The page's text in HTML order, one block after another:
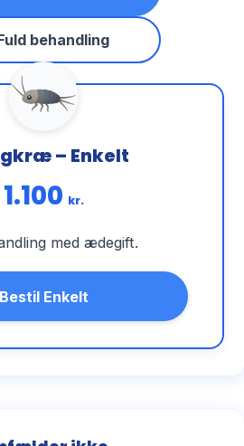
behandling
– Enkelt
1.100 kr.
med ædegift.
Bestil Enkelt